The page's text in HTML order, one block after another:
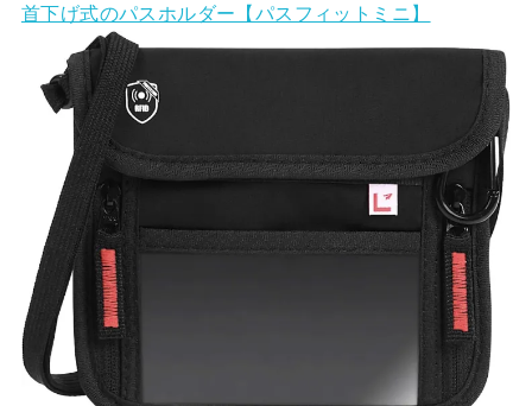
首下げ式のパスホルダー【パスフィットミニ】